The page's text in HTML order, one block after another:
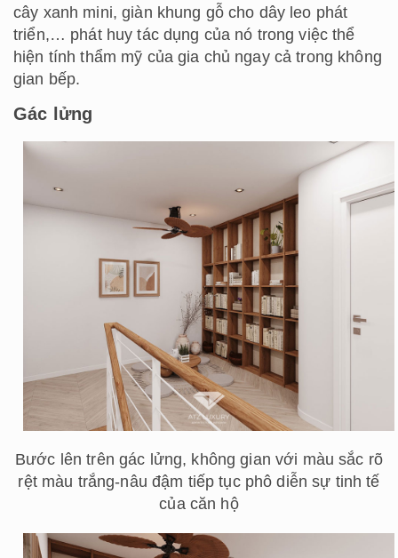
cây xanh mini, giàn khung gỗ cho dây leo phát
triển,… phát huy tác dụng của nó trong việc thể
hiện tính thẩm mỹ của gia chủ ngay cả trong không
gian bếp.
Gác lửng
Bước lên trên gác lửng, không gian với màu sắc rõ
rệt màu trắng-nâu đậm tiếp tục phô diễn sự tinh tế
của căn hộ